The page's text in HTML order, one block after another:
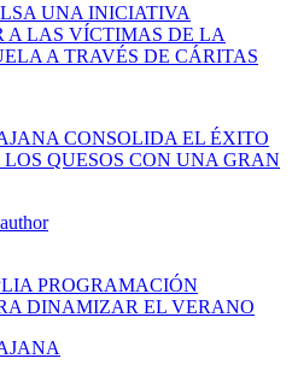
UNA INICIATIVA
A LAS VÍCTIMAS DE LA
A TRAVÉS DE CÁRITAS
CONSOLIDA EL ÉXITO
QUESOS CON UNA GRAN
PROGRAMACIÓN
DINAMIZAR EL VERANO